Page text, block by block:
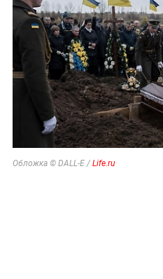
Обложка © DALL-E / Life.ru